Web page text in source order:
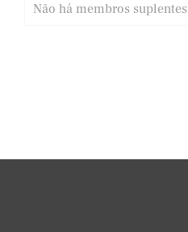
Não há membros suplentes